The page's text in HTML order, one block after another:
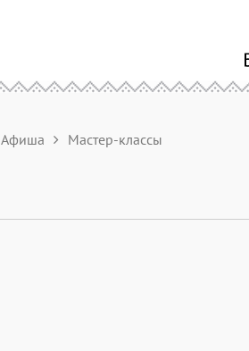
Афиша Мастер-классы